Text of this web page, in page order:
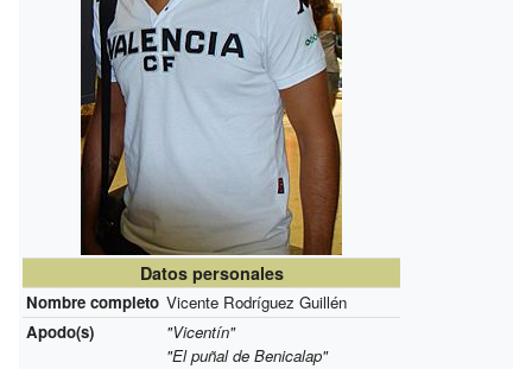
Datos personales
Nombre completo Vicente Rodríguez Guillén
Apodo(s)
"Vicentín"
"El puñal de Benicalap"